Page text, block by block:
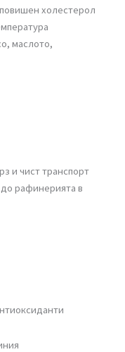
холестерол
маслото,
и чист транспорт
рафинерията в